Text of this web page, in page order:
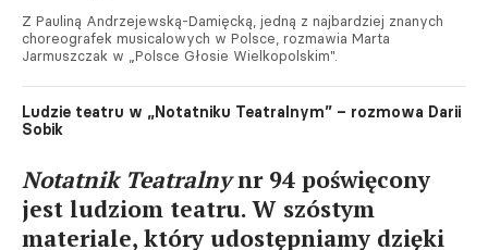
Z Pauliną Andrzejewską-Damięcką, jedną z najbardziej znanych
choreografek musicalowych w Polsce, rozmawia Marta
Jarmuszczak w „Polsce Głosie Wielkopolskim".
Ludzie teatru w „Notatniku Teatralnym” – rozmowa Darii
Sobik
Notatnik Teatralnynr 94 poświęcony
jest ludziom teatru. W szóstym
materiale, który udostępniamy dzięki